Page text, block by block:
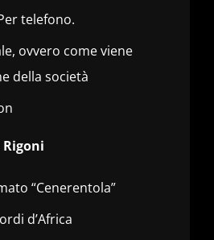
telefono.
ovvero come viene
della società
“Cenerentola”
d’Africa